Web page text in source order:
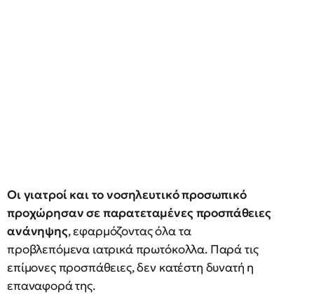
Οι γιατροί και το νοσηλευτικό προσωπικό
προχώρησαν σε παρατεταμένες προσπάθειες
ανάνηψης, εφαρμόζοντας όλα τα
προβλεπόμενα ιατρικά πρωτόκολλα. Παρά τις
επίμονες προσπάθειες, δεν κατέστη δυνατή η
επαναφορά της.